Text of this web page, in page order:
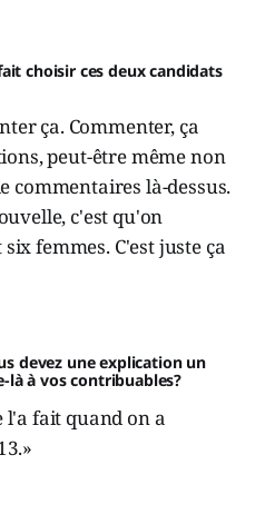
choisir ces deux candidats
ça. Commenter, ça
peut-être même non
commentaires là-dessus.
c'est qu'on
femmes. C'est juste ça
devez une explication un
là à vos contribuables?
l'a fait quand on a